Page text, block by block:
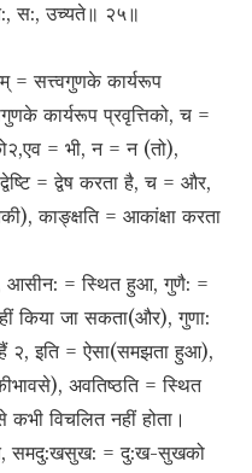
स:, उच्यते॥ २५॥
= सत्त्वगुणके कार्यरूप
कार्यरूप प्रवृत्तिको, च =
= भी, न = न (तो),
= द्वेष करता है, च = और,
काङ्क्षति = आकांक्षा करता
आसीन: = स्थित हुआ, गुणै: =
किया जा सकता(और), गुणा:
२, इति = ऐसा(समझता हुआ),
अवतिष्ठति = स्थित
विचलित नहीं होता।
समदु:खसुख: = दु:ख-सुखको